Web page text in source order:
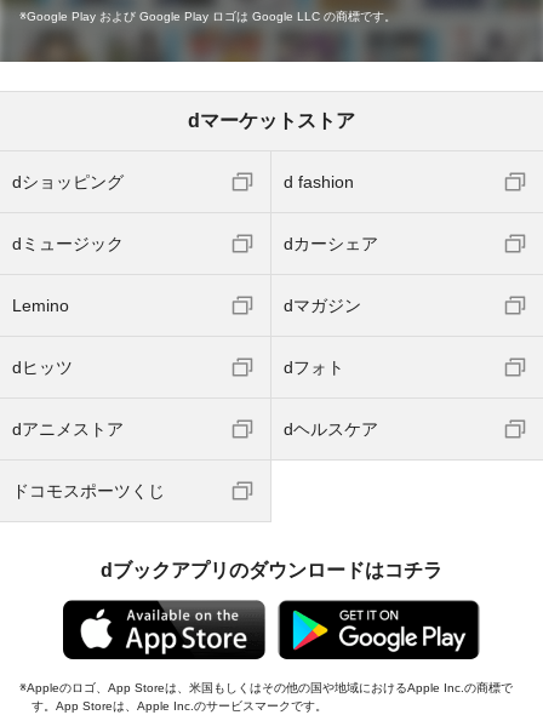
Google Play および Google Play ロゴは Google LLC の商標です。
dマーケットストア
dショッピング d fashion
dミュージック dカーシェア
Lemino dマガジン
dヒッツ dフォト
dアニメストア dヘルスケア
ドコモスポーツくじ
dブックアプリのダウンロードはコチラ
Appleのロゴ、App Storeは、米国もしくはその他の国や地域におけるApple Inc.の商標で
す。App Storeは、Apple Inc.のサービスマークです。